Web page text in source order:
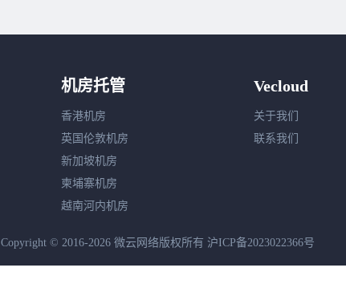
机房托管
香港机房
英国伦敦机房
新加坡机房
柬埔寨机房
越南河内机房
Vecloud
关于我们
联系我们
Copyright © 2016-2026 微云网络版权所有 沪ICP备2023022366号